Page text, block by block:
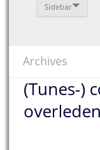
Sidebar
Archives
(Tunes-)
overleden